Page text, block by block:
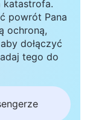
katastrofa.
powrót Pana
ochroną,
dołączyć
tego do